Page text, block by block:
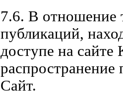
7.6. В отношение
публикаций,
доступе на сайте
распространение
Сайт.